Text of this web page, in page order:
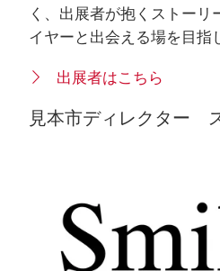
く、出展者が抱くストーリ
イヤーと出会える場を目指
出展者はこちら
見本市ディレクター